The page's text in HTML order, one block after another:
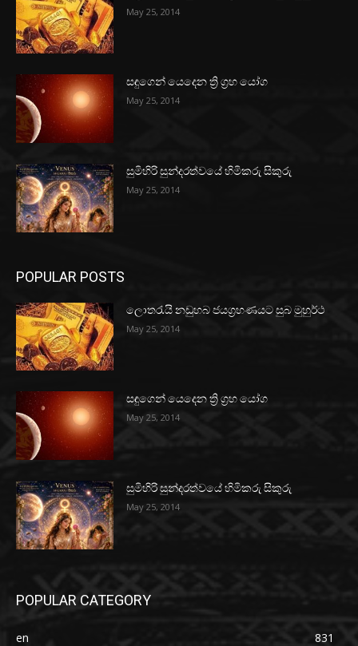
May 25, 2014
සඳුගෙන් යෙදෙන ත්‍රි ග්‍රහ යෝග
May 25, 2014
සුමිහිරි සුන්දරත්වයේ හිමිකරු සිකුරු
May 25, 2014
POPULAR POSTS
ලොතරැයි නඩුහබ ජයග්‍රහණයට සුබ මුහුර්ථ
May 25, 2014
සඳුගෙන් යෙදෙන ත්‍රි ග්‍රහ යෝග
May 25, 2014
සුමිහිරි සුන්දරත්වයේ හිමිකරු සිකුරු
May 25, 2014
POPULAR CATEGORY
en
831